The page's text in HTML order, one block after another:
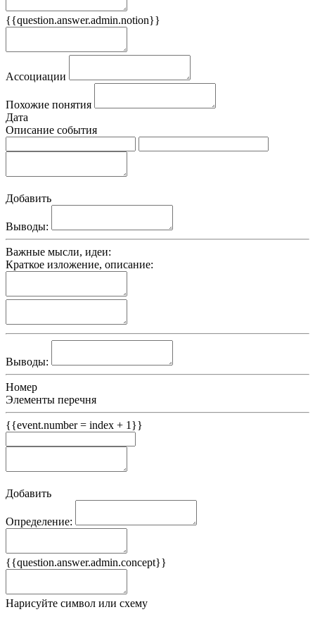
{{question.answer.admin.notion}}
Ассоциации
Похожие понятия
Дата
Описание события
Добавить
Выводы:
Важные мысли, идеи:
Краткое изложение, описание:
Выводы:
Номер
Элементы перечня
{{event.number = index + 1}}
Добавить
Определение:
{{question.answer.admin.concept}}
Нарисуйте символ или схему